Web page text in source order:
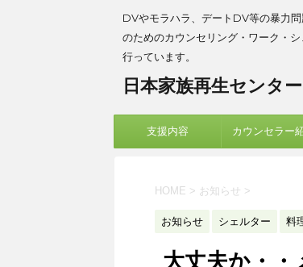
DVやモラハラ、デートDV等の暴力
のためのカウンセリング・ワーク・
行っています。
日本家族再生センター
支援内容 カウンセラー
HOME > お知らせ >
お知らせ シェルター 料
大丈夫か・